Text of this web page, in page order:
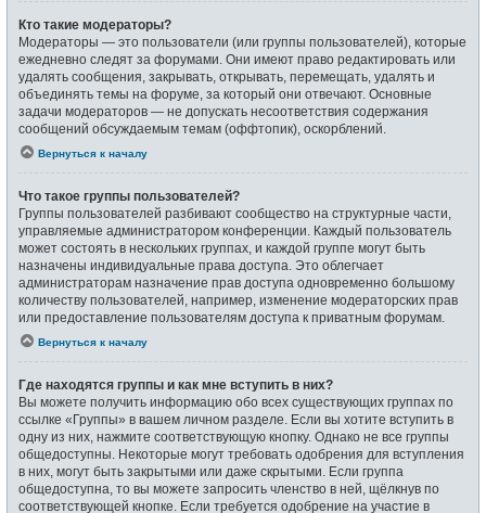
Кто такие модераторы?
Модераторы — это пользователи (или группы пользователей), которые
ежедневно следят за форумами. Они имеют право редактировать или
удалять сообщения, закрывать, открывать, перемещать, удалять и
объединять темы на форуме, за который они отвечают. Основные
задачи модераторов — не допускать несоответствия содержания
сообщений обсуждаемым темам (оффтопик), оскорблений.
Вернуться к началу
Что такое группы пользователей?
Группы пользователей разбивают сообщество на структурные части,
управляемые администратором конференции. Каждый пользователь
может состоять в нескольких группах, и каждой группе могут быть
назначены индивидуальные права доступа. Это облегчает
администраторам назначение прав доступа одновременно большому
количеству пользователей, например, изменение модераторских прав
или предоставление пользователям доступа к приватным форумам.
Вернуться к началу
Где находятся группы и как мне вступить в них?
Вы можете получить информацию обо всех существующих группах по
ссылке «Группы» в вашем личном разделе. Если вы хотите вступить в
одну из них, нажмите соответствующую кнопку. Однако не все группы
общедоступны. Некоторые могут требовать одобрения для вступления
в них, могут быть закрытыми или даже скрытыми. Если группа
общедоступна, то вы можете запросить членство в ней, щёлкнув по
соответствующей кнопке. Если требуется одобрение на участие в